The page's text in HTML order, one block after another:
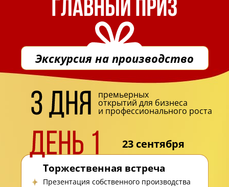
Экскурсия на производство
премьерных
открытий для бизнеса
и профессионального роста
23 сентября
Торжественная встреча
Презентация собственного производства